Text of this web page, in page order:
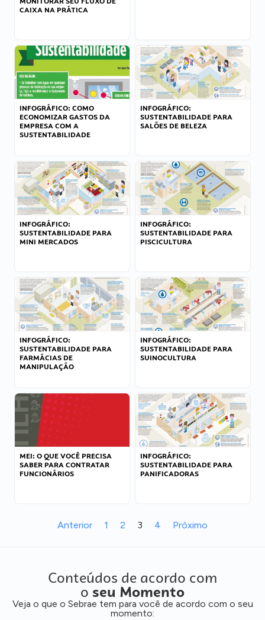
CAIXA NA PRÁTICA
INFOGRÁFICO: COMO
ECONOMIZAR GASTOS DA
EMPRESA COM A
SUSTENTABILIDADE
INFOGRÁFICO:
SUSTENTABILIDADE PARA
SALÕES DE BELEZA
INFOGRÁFICO:
SUSTENTABILIDADE PARA
MINI MERCADOS
INFOGRÁFICO:
SUSTENTABILIDADE PARA
PISCICULTURA
INFOGRÁFICO:
SUSTENTABILIDADE PARA
FARMÁCIAS DE
MANIPULAÇÃO
INFOGRÁFICO:
SUSTENTABILIDADE PARA
SUINOCULTURA
MEI: O QUE VOCÊ PRECISA
SABER PARA CONTRATAR
FUNCIONÁRIOS
INFOGRÁFICO:
SUSTENTABILIDADE PARA
PANIFICADORAS
Anterior 1 2 3 4 Próximo
Conteúdos de acordo com
o seu Momento
Veja o que o Sebrae tem para você de acordo com o seu
momento: